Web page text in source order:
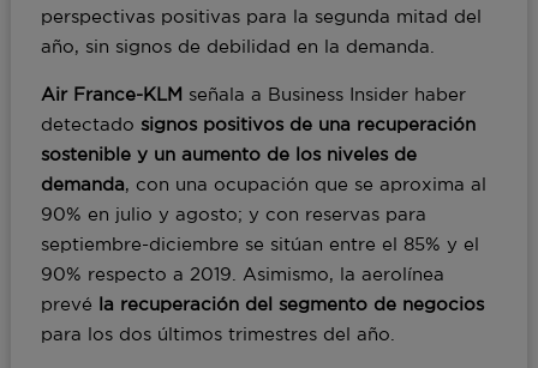
perspectivas positivas para la segunda mitad del
año, sin signos de debilidad en la demanda.
Air France-KLM señala a Business Insider haber
detectado signos positivos de una recuperación
sostenible y un aumento de los niveles de
demanda, con una ocupación que se aproxima al
90% en julio y agosto; y con reservas para
septiembre-diciembre se sitúan entre el 85% y el
90% respecto a 2019. Asimismo, la aerolínea
prevé la recuperación del segmento de negocios
para los dos últimos trimestres del año.